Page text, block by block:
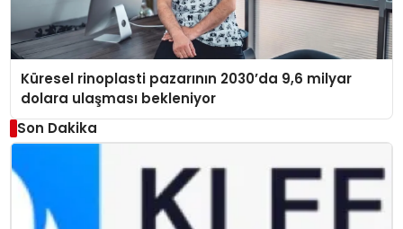
Küresel rinoplasti pazarının 2030’da 9,6 milyar
dolara ulaşması bekleniyor
Son Dakika